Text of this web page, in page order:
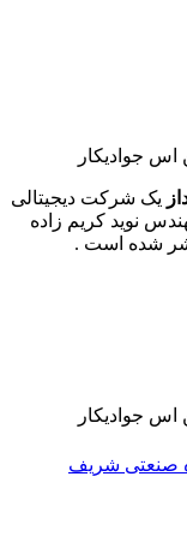
جواديکار
یک شرکت دیجیتالی
نوید کریم زاده
شده است .
جواديکار
صنعتی شریف